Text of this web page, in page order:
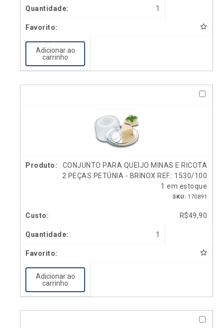
1
Adicionar ao
carrinho
CONJUNTO PARA QUEIJO MINAS E RICOTA
2 PEÇAS PETÚNIA - BRINOX REF.: 1530/100
1 em estoque
SKU: 170891
R$49,90
1
Adicionar ao
carrinho